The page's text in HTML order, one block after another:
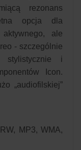
rezonans
opcja dla
ale
- szczególnie
stylistycznie i
Icon.
„audiofilskiej”
MP3, WMA,